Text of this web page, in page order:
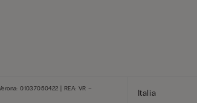
01037050422 | REA: VR –
Italia